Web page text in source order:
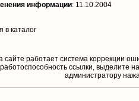
информации: 11.10.2004
в каталог
сайте работает система коррекции
ссылки, выделите
aдминистратору